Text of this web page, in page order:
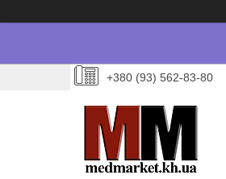
+380 (93) 562-83-80